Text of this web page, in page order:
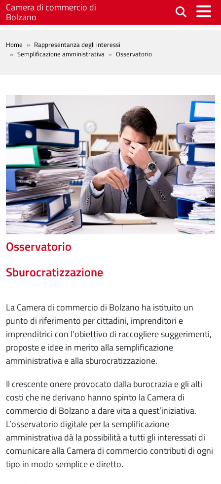
Salta al contenuto principale
Camera di commercio di
Bolzano
BREADCRUMB
Home
Rappresentanza degli interessi
Semplificazione amministrativa
Osservatorio
Osservatorio
Sburocratizzazione
La Camera di commercio di Bolzano ha istituito un
punto di riferimento per cittadini, imprenditori e
imprenditrici con l’obiettivo di raccogliere suggerimenti,
proposte e idee in merito alla semplificazione
amministrativa e alla sburocratizzazione.
Il crescente onere provocato dalla burocrazia e gli alti
costi che ne derivano hanno spinto la Camera di
commercio di Bolzano a dare vita a quest’iniziativa.
L’osservatorio digitale per la semplificazione
amministrativa dà la possibilità a tutti gli interessati di
comunicare alla Camera di commercio contributi di ogni
tipo in modo semplice e diretto.